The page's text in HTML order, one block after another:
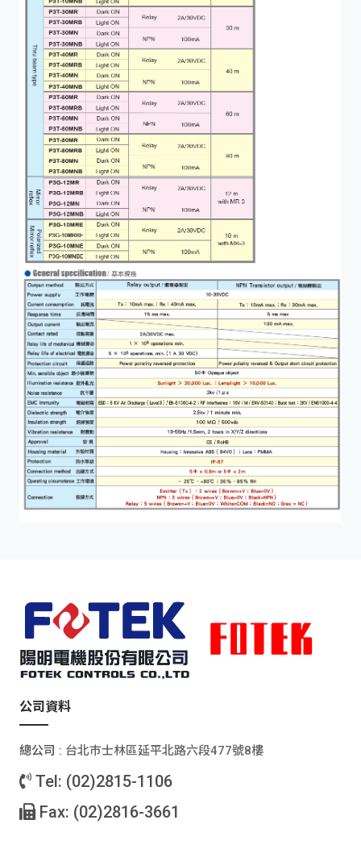
公司資料
總公司 : 台北巿士林區延平北路六段477號8樓
Tel: (02)2815-1106
Fax: (02)2816-3661